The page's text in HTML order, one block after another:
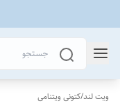
ویت لند/کتونی ویتنامی